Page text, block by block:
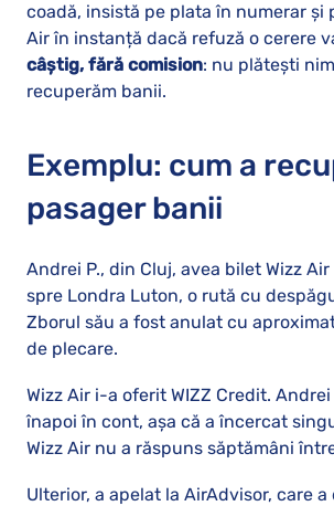
coadă, insistă pe plata în numerar și
Air în instanță dacă refuză o cerere
câștig, fără comision: nu plătești
recuperăm banii.
Exemplu: cum a
pasager banii
Andrei P., din Cluj, avea bilet Wizz
spre Londra Luton, o rută cu
Zborul său a fost anulat cu
de plecare.
Wizz Air i-a oferit WIZZ Credit.
înapoi în cont, așa că a încercat
Wizz Air nu a răspuns săptămâni
Ulterior, a apelat la AirAdvisor, care